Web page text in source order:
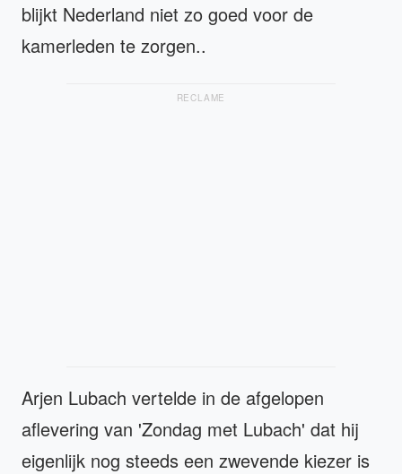
blijkt Nederland niet zo goed voor de
kamerleden te zorgen..
RECLAME
Arjen Lubach vertelde in de afgelopen
aflevering van 'Zondag met Lubach' dat hij
eigenlijk nog steeds een zwevende kiezer is